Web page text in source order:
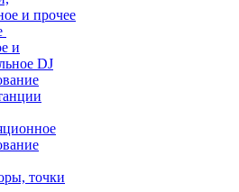
и прочее
и
DJ